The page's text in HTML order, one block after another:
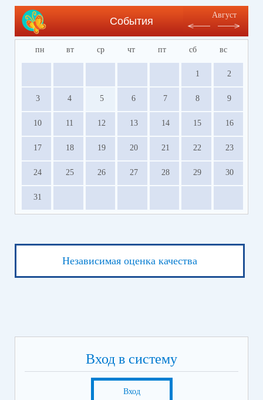
События
Август
пн вт ср чт пт сб вс
1 2
3 4 5 6 7 8 9
10 11 12 13 14 15 16
17 18 19 20 21 22 23
24 25 26 27 28 29 30
31
Независимая оценка качества
Вход в систему
Вход